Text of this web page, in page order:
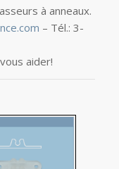
à anneaux.
– Tél.: 3-
aider!